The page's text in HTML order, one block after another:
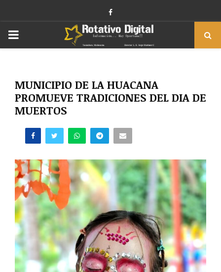
Facebook
PRIMARY
MUNICIPIO DE LA HUACANA
PROMUEVE TRADICIONES DEL DIA DE
MUERTOS